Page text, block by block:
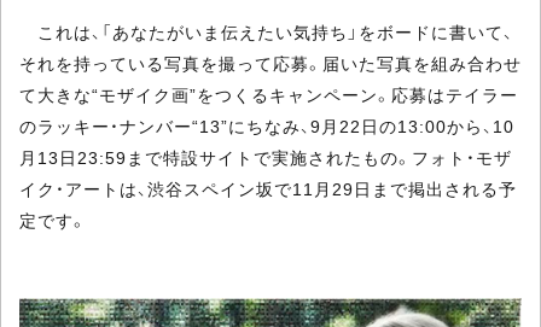
これは、「あなたがいま伝えたい気持ち」をボードに書いて、
それを持っている写真を撮って応募。届いた写真を組み合わせ
て大きな“モザイク画”をつくるキャンペーン。応募はテイラー
のラッキー・ナンバー“13”にちなみ、9月22日の13:00から、10
月13日23:59まで特設サイトで実施されたもの。フォト・モザ
イク・アートは、渋谷スペイン坂で11月29日まで掲出される予
定です。